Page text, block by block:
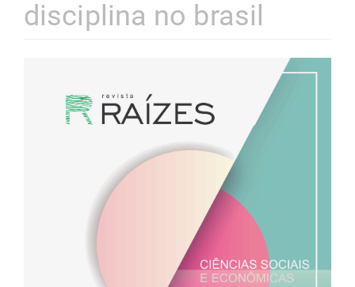
disciplina no brasil
lateral
artigos